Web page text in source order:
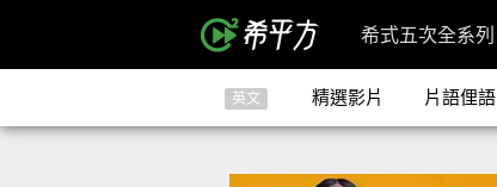
希式五次全系列
英文 精選影片 片語俚語